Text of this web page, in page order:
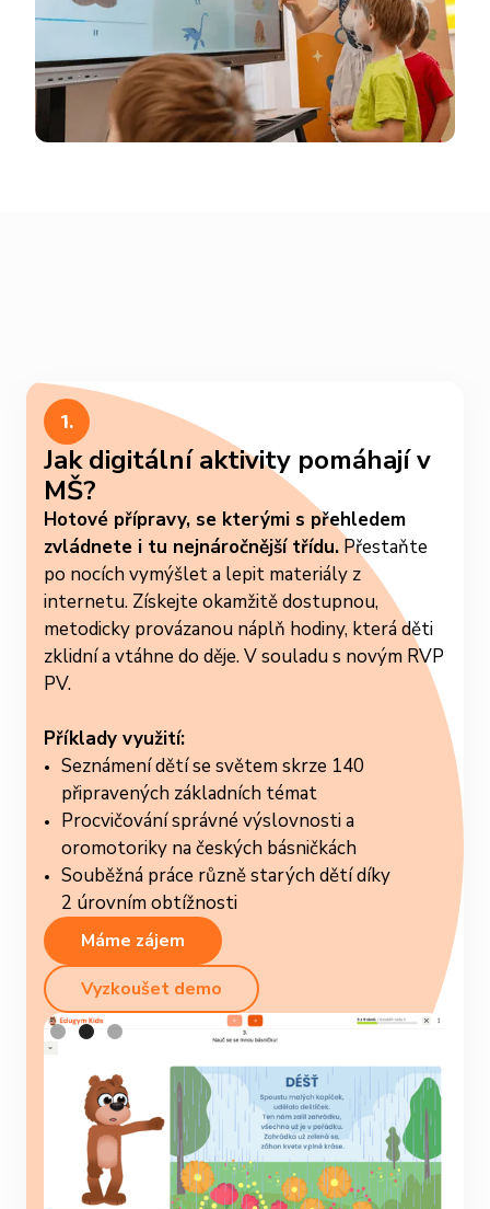
1.
Jak digitální aktivity pomáhají v
MŠ?
Hotové přípravy, se kterými s přehledem
zvládnete i tu nejnáročnější třídu. Přestaňte
po nocích vymýšlet a lepit materiály z
internetu. Získejte okamžitě dostupnou,
metodicky provázanou náplň hodiny, která děti
zklidní a vtáhne do děje. V souladu s novým RVP
PV.
Příklady využití:
Seznámení dětí se světem skrze 140
připravených základních témat
Procvičování správné výslovnosti a
oromotoriky na českých básničkách
Souběžná práce různě starých dětí díky
2 úrovním obtížnosti
Máme zájem
Vyzkoušet demo